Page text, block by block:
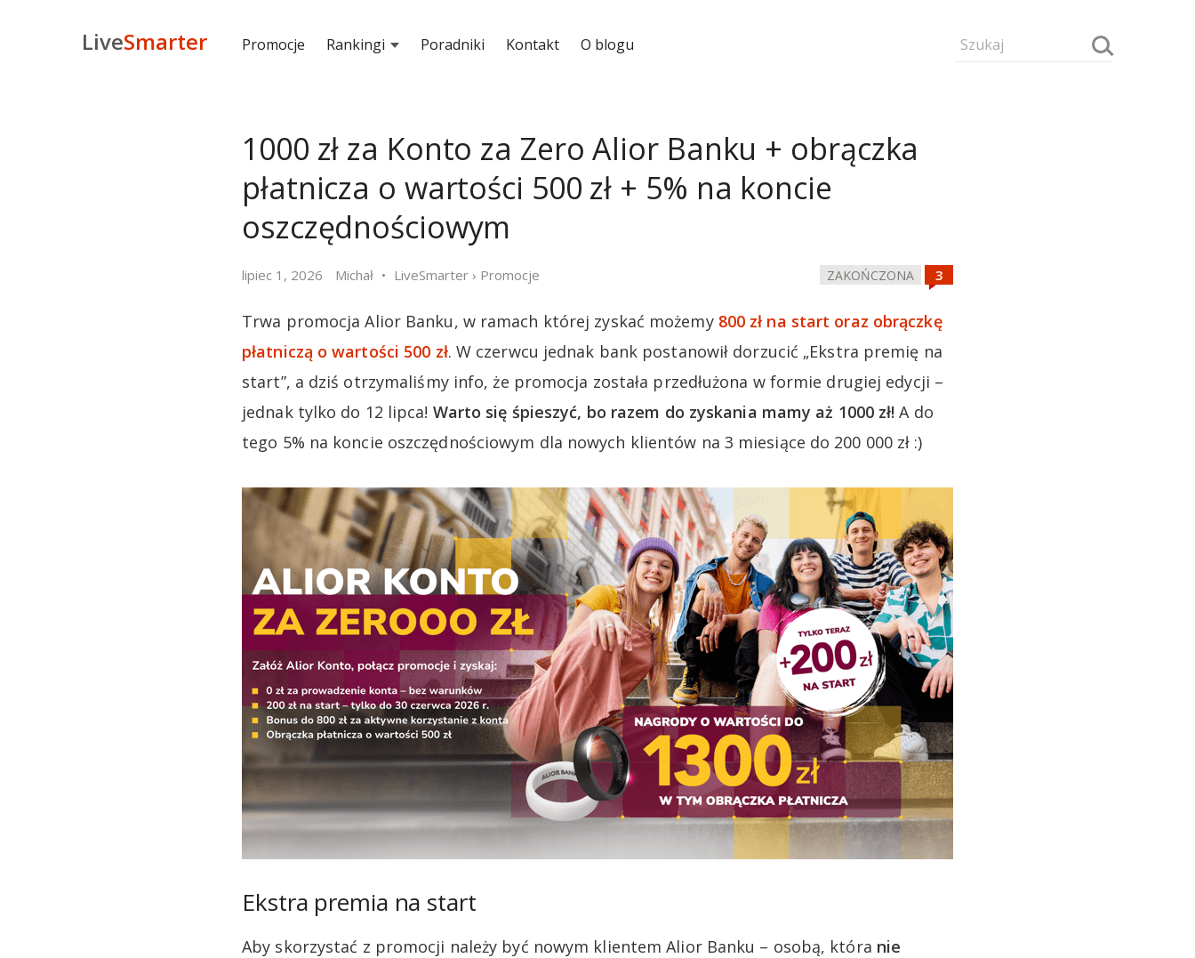
LiveSmarter Promocje Rankingi Poradniki Kontakt O blogu
1000 zł za Konto za Zero Alior Banku + obrączka
płatnicza o wartości 500 zł + 5% na koncie
oszczędnościowym
lipiec 1, 2026 Michał LiveSmarter › Promocje ZAKOŃCZONA
Trwa promocja Alior Banku, w ramach której zyskać możemy 800 zł na start oraz obrączkę
płatniczą o wartości 500 zł. W czerwcu jednak bank postanowił dorzucić „Ekstra premię na
start”, a dziś otrzymaliśmy info, że promocja została przedłużona w formie drugiej edycji –
jednak tylko do 12 lipca! Warto się śpieszyć, bo razem do zyskania mamy aż 1000 zł! A do
tego 5% na koncie oszczędnościowym dla nowych klientów na 3 miesiące do 200 000 zł :)
Ekstra premia na start
Aby skorzystać z promocji należy być nowym klientem Alior Banku – osobą, która nie